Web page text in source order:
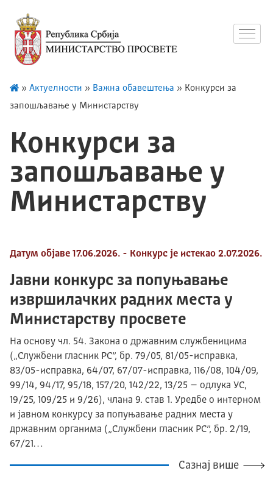
» Актуелности » Важна обавештења » Конкурси за
запошљавање у Министарству
Конкурси за
запошљавање у
Министарству
Датум објаве 17.06.2026. - Конкурс је истекао 2.07.2026.
Јавни конкурс за попуњавање
извршилачких радних места у
Министарству просвете
На основу чл. 54. Закона о државним службеницима
(„Службени гласник РС”, бр. 79/05, 81/05-исправка,
83/05-исправка, 64/07, 67/07-исправка, 116/08, 104/09,
99/14, 94/17, 95/18, 157/20, 142/22, 13/25 – одлука УС,
19/25, 109/25 и 9/26), члана 9. став 1. Уредбе о интерном
и јавном конкурсу за попуњавање радних места у
државним органима („Службени гласник РС”, бр. 2/19,
67/21…
Сазнај више